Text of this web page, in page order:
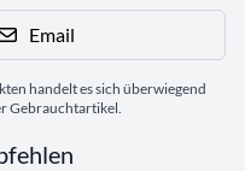
Email
handelt es sich überwiegend
Gebrauchtartikel.